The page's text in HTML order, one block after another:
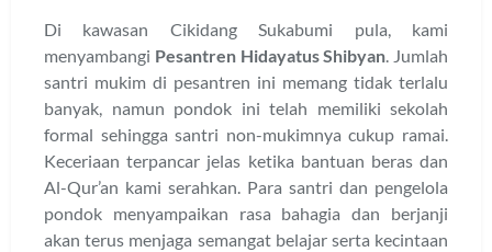
Di kawasan Cikidang Sukabumi pula, kami
menyambangi Pesantren Hidayatus Shibyan. Jumlah
santri mukim di pesantren ini memang tidak terlalu
banyak, namun pondok ini telah memiliki sekolah
formal sehingga santri non-mukimnya cukup ramai.
Keceriaan terpancar jelas ketika bantuan beras dan
Al-Qur’an kami serahkan. Para santri dan pengelola
pondok menyampaikan rasa bahagia dan berjanji
akan terus menjaga semangat belajar serta kecintaan